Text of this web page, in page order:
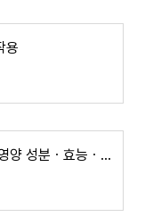
용
강황과 울금의 차이점ㆍ영양 성분ㆍ효능ㆍ부작용ㆍ총정리